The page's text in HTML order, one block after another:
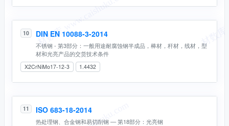
10 DIN EN 10088-3-2014
不锈钢 - 第3部分：一般用途耐腐蚀钢半成品，棒材，杆材，线材，型
材和光亮产品的交货技术条件
X2CrNiMo17-12-3 1.4432
11 ISO 683-18-2014
热处理钢、合金钢和易切削钢 — 第18部分：光亮钢